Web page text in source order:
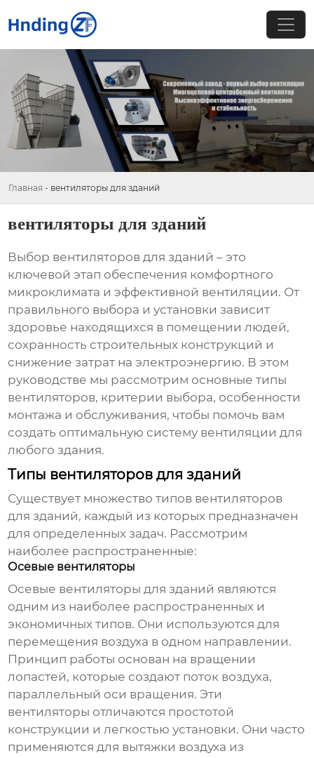
Главная - вентиляторы для зданий
вентиляторы для зданий
Выбор вентиляторов для зданий – это
ключевой этап обеспечения комфортного
микроклимата и эффективной вентиляции. От
правильного выбора и установки зависит
здоровье находящихся в помещении людей,
сохранность строительных конструкций и
снижение затрат на электроэнергию. В этом
руководстве мы рассмотрим основные типы
вентиляторов, критерии выбора, особенности
монтажа и обслуживания, чтобы помочь вам
создать оптимальную систему вентиляции для
любого здания.
Типы вентиляторов для зданий
Существует множество типов вентиляторов
для зданий, каждый из которых предназначен
для определенных задач. Рассмотрим
наиболее распространенные:
Осевые вентиляторы
Осевые вентиляторы для зданий являются
одним из наиболее распространенных и
экономичных типов. Они используются для
перемещения воздуха в одном направлении.
Принцип работы основан на вращении
лопастей, которые создают поток воздуха,
параллельный оси вращения. Эти
вентиляторы отличаются простотой
конструкции и легкостью установки. Они часто
применяются для вытяжки воздуха из